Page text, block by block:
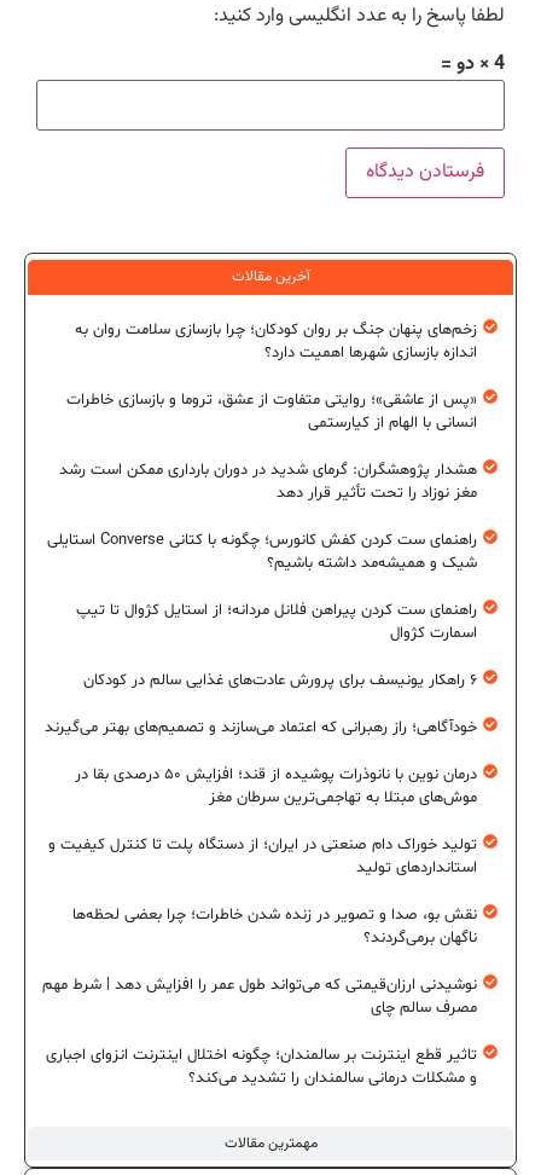
لطفا پاسخ را به عدد انگلیسی وارد کنید:
4 × دو =
آخرین مقالات
مهمترین مقالات
زخم‌های پنهان جنگ بر روان کودکان؛ چرا بازسازی سلامت روان به
اندازه بازسازی شهرها اهمیت دارد؟
«پس از عاشقی»؛ روایتی متفاوت از عشق، تروما و بازسازی خاطرات
انسانی با الهام از کیارستمی
هشدار پژوهشگران: گرمای شدید در دوران بارداری ممکن است رشد
مغز نوزاد را تحت تأثیر قرار دهد
راهنمای ست کردن کفش کانورس؛ چگونه با کتانی Converse استایلی
شیک و همیشه‌مد داشته باشیم؟
راهنمای ست کردن پیراهن فلانل مردانه؛ از استایل کژوال تا تیپ
اسمارت کژوال
۶ راهکار یونیسف برای پرورش عادت‌های غذایی سالم در کودکان
خودآگاهی؛ راز رهبرانی که اعتماد می‌سازند و تصمیم‌های بهتر می‌گیرند
درمان نوین با نانوذرات پوشیده از قند؛ افزایش ۵۰ درصدی بقا در
موش‌های مبتلا به تهاجمی‌ترین سرطان مغز
تولید خوراک دام صنعتی در ایران؛ از دستگاه پلت تا کنترل کیفیت و
استانداردهای تولید
نقش بو، صدا و تصویر در زنده شدن خاطرات؛ چرا بعضی لحظه‌ها
ناگهان برمی‌گردند؟
نوشیدنی ارزان‌قیمتی که می‌تواند طول عمر را افزایش دهد | شرط مهم
مصرف سالم چای
تاثیر قطع اینترنت بر سالمندان؛ چگونه اختلال اینترنت انزوای اجباری
و مشکلات درمانی سالمندان را تشدید می‌کند؟